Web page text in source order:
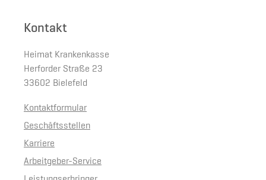
Kontakt
Heimat Krankenkasse
Herforder Straße 23
33602 Bielefeld
Kontaktformular
Geschäftsstellen
Karriere
Arbeitgeber-Service